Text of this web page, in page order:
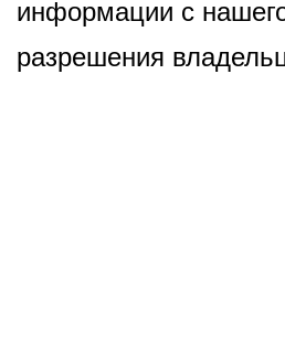
информации с
разрешения